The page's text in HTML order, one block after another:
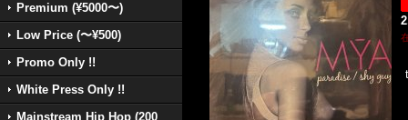
Premium (¥5000〜)
Low Price (〜¥500)
Promo Only !!
White Press Only !!
Mainstream Hip Hop (200